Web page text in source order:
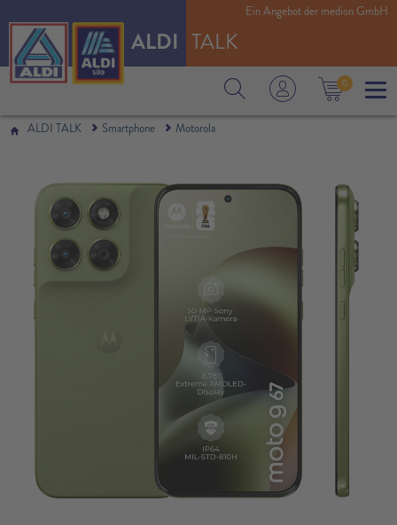
ALDI TALK
0
Ein Angebot der medion GmbH
ALDI TALK Smartphone Motorola